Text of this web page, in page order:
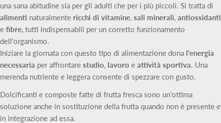
una sana abitudine sia per gli adulti che per i più piccoli. Si tratta di
alimenti naturalmente ricchi di vitamine, sali minerali, antiossidanti
e fibre, tutti indispensabili per un corretto funzionamento
dell'organismo.
Iniziare la giornata con questo tipo di alimentazione dona l'energia
necessaria per affrontare studio, lavoro e attività sportiva. Una
merenda nutriente e leggera consente di spezzare con gusto.
Dolcificanti e composte fatte di frutta fresca sono un'ottima
soluzione anche in sostituzione della frutta quando non è presente e
in integrazione ad essa.